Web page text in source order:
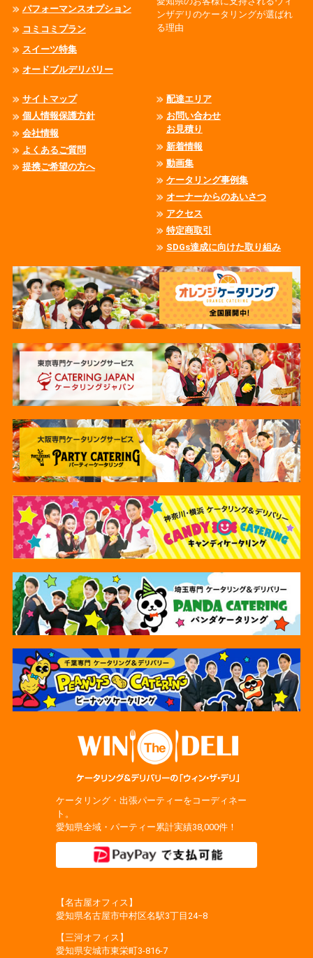
パフォーマンスオプション
コミコミプラン
スイーツ特集
オードブルデリバリー
ンザデリのケータリングが選ばれ
る理由
サイトマップ
個人情報保護方針
会社情報
よくあるご質問
提携ご希望の方へ
配達エリア
お問い合わせ
お見積り
新着情報
動画集
ケータリング事例集
オーナーからのあいさつ
アクセス
特定商取引
SDGs達成に向けた取り組み
ケータリング・出張パーティーをコーディネー
ト。
愛知県全域・パーティー累計実績38,000件！
【名古屋オフィス】
愛知県名古屋市中村区名駅3丁目24−8
【三河オフィス】
愛知県安城市東栄町3‐816‐7